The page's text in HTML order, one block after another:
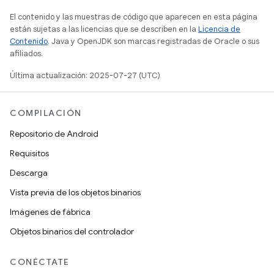
El contenido y las muestras de código que aparecen en esta página
están sujetas a las licencias que se describen en la Licencia de
Contenido. Java y OpenJDK son marcas registradas de Oracle o sus
afiliados.
Última actualización: 2025-07-27 (UTC)
COMPILACIÓN
Repositorio de Android
Requisitos
Descarga
Vista previa de los objetos binarios
Imágenes de fábrica
Objetos binarios del controlador
CONÉCTATE